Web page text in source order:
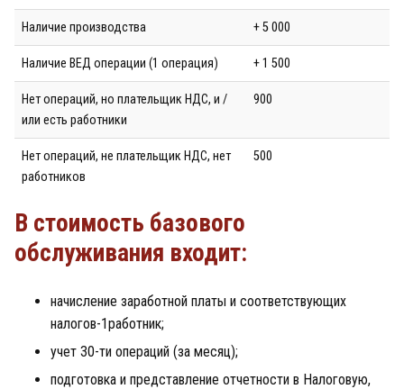
Наличие производства + 5 000
Наличие ВЕД операции (1 операция) + 1 500
Нет операций, но плательщик НДС, и /
или есть работники
900
Нет операций, не плательщик НДС, нет
работников
500
В стоимость базового
обслуживания входит:
начисление заработной платы и соответствующих
налогов-1работник;
учет 30-ти операций (за месяц);
подготовка и представление отчетности в Налоговую,